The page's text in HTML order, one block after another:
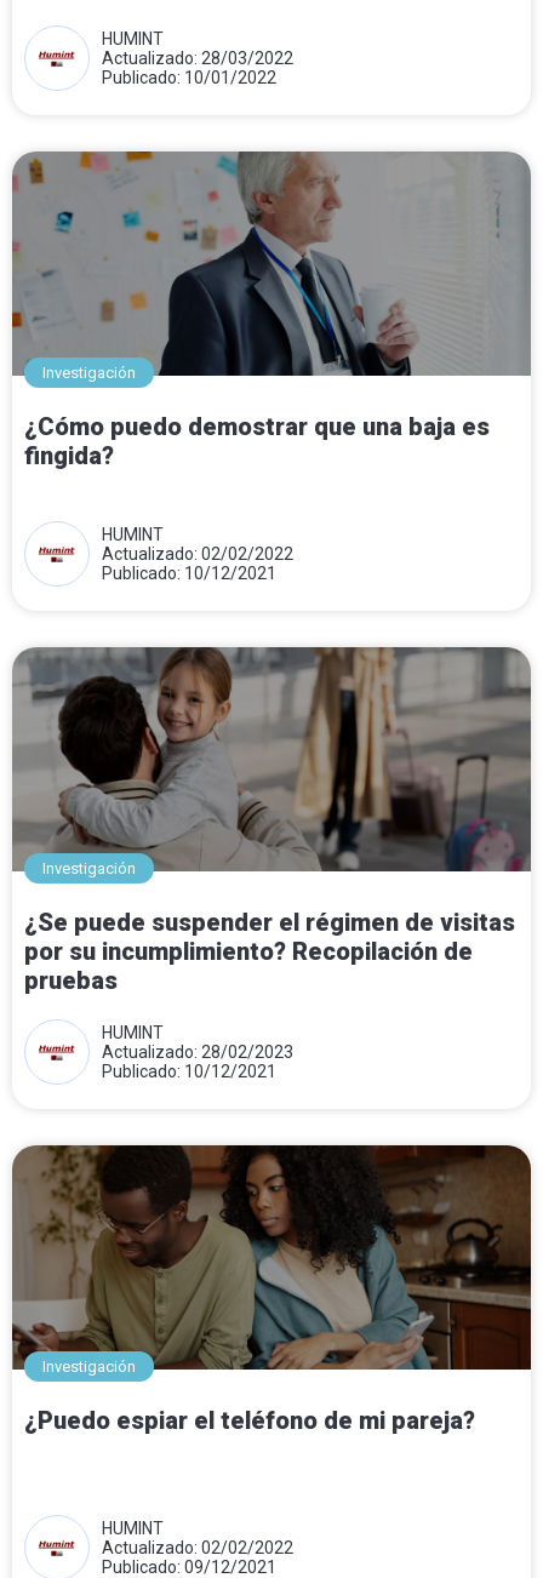
HUMINT
Actualizado: 28/03/2022
Publicado: 10/01/2022
Investigación
¿Cómo puedo demostrar que una baja es
fingida?
HUMINT
Actualizado: 02/02/2022
Publicado: 10/12/2021
Investigación
¿Se puede suspender el régimen de visitas
por su incumplimiento? Recopilación de
pruebas
HUMINT
Actualizado: 28/02/2023
Publicado: 10/12/2021
Investigación
¿Puedo espiar el teléfono de mi pareja?
HUMINT
Actualizado: 02/02/2022
Publicado: 09/12/2021